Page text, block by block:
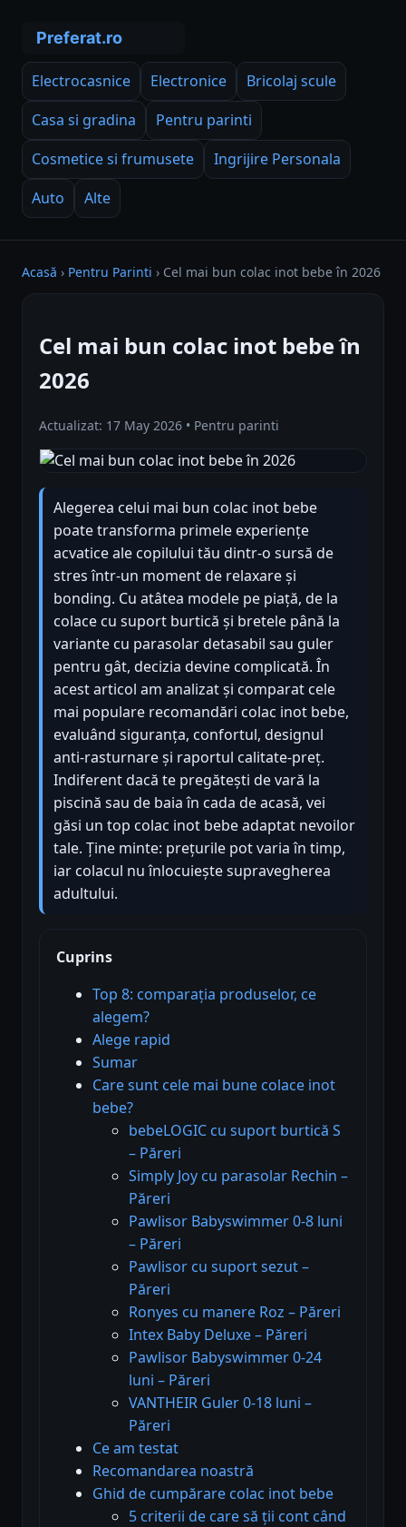
Electrocasnice Electronice
Bricolaj scule
Casa si gradina
Pentru parinti
Cosmetice si frumusete
Ingrijire Personala
Auto
Alte
Acasă › Pentru Parinti › Cel mai bun colac inot bebe în 2026
Cel mai bun colac inot bebe în
2026
Actualizat: 17 May 2026 • Pentru parinti
Alegerea celui mai bun colac inot bebe
poate transforma primele experiențe
acvatice ale copilului tău dintr-o sursă de
stres într-un moment de relaxare și
bonding. Cu atâtea modele pe piață, de la
colace cu suport burtică și bretele până la
variante cu parasolar detasabil sau guler
pentru gât, decizia devine complicată. În
acest articol am analizat și comparat cele
mai populare recomandări colac inot bebe,
evaluând siguranța, confortul, designul
anti-rasturnare și raportul calitate-preț.
Indiferent dacă te pregătești de vară la
piscină sau de baia în cada de acasă, vei
găsi un top colac inot bebe adaptat nevoilor
tale. Ține minte: prețurile pot varia în timp,
iar colacul nu înlocuiește supravegherea
adultului.
Cuprins
Top 8: comparația produselor, ce
alegem?
Alege rapid
Sumar
Care sunt cele mai bune colace inot
bebe?
bebeLOGIC cu suport burtică S
– Păreri
Simply Joy cu parasolar Rechin –
Păreri
Pawlisor Babyswimmer 0-8 luni
– Păreri
Pawlisor cu suport sezut –
Păreri
Ronyes cu manere Roz – Păreri
Intex Baby Deluxe – Păreri
Pawlisor Babyswimmer 0-24
luni – Păreri
VANTHEIR Guler 0-18 luni –
Păreri
Ce am testat
Recomandarea noastră
Ghid de cumpărare colac inot bebe
5 criterii de care să ții cont când